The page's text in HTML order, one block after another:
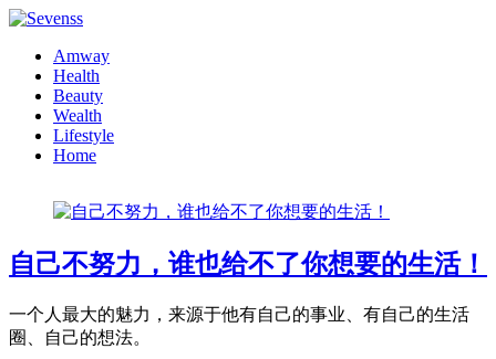
Amway
Health
Beauty
Wealth
Lifestyle
Home
自己不努力，谁也给不了你想要的生活！
一个人最大的魅力，来源于他有自己的事业、有自己的生活
圈、自己的想法。